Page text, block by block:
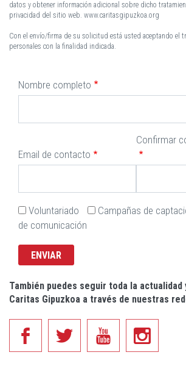
datos y obtener información adicional sobre dicho
privacidad del sitio web. www.caritasgipuzkoa.org
Con el envío/firma de su solicitud está usted aceptando el
personales con la finalidad indicada.
Nombre completo
Email de contacto
Confirmar
Voluntariado Campañas de
de comunicación
También puedes seguir toda la actualidad
Caritas Gipuzkoa a través de nuestras